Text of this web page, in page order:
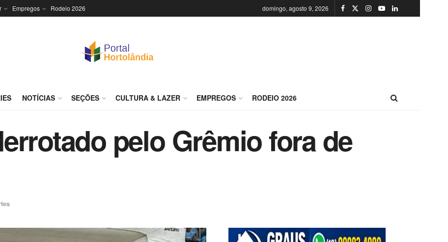
Empregos Rodeio 2026 domingo, agosto 9, 2026
NOTÍCIAS SEÇÕES CULTURA & LAZER EMPREGOS RODEIO 2026
pelo Grêmio fora de